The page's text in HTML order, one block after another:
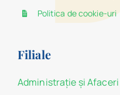
Politica de cookie-uri
Filiale
Administraţie şi Afaceri